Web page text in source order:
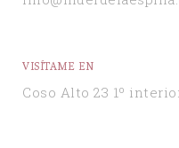
VISÍTAME EN
Coso Alto 23 1º